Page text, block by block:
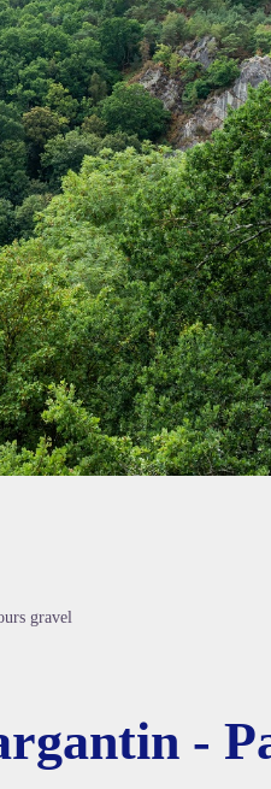
gravel
-